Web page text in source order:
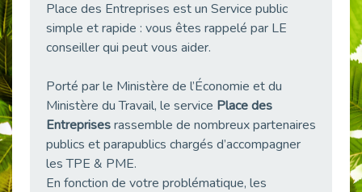
L’alternance : un levier stratégique pour recruter et inclure durablement
Publié le 18/05/2026
Publié le 12/05/2026
CAP EMPLOI 92 : L’inclusion portée à son sommet, bien au-delà des quotas
Publié le 12/05/2026
Publié le 04/05/2026
Place des Entreprises est un Service public
simple et rapide : vous êtes rappelé par LE
conseiller qui peut vous aider.
Porté par le Ministère de l’Économie et du
Ministère du Travail, le service Place des
Entreprisesrassemble de nombreux partenaires
publics et parapublics chargés d’accompagner
les TPE & PME.
En fonction de votre problématique, les